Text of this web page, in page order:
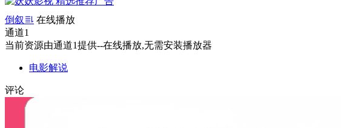
倒叙
在线播放
通道1
当前资源由通道1提供--在线播放,无需安装播放器
电影解说
评论